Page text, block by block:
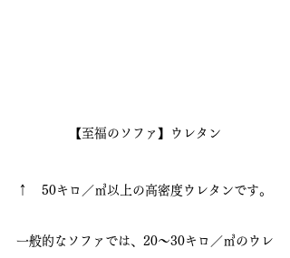
【至福のソファ】ウレタン
↑　50キロ／㎥以上の高密度ウレタンです。
一般的なソファでは、20～30キロ／㎥のウレ